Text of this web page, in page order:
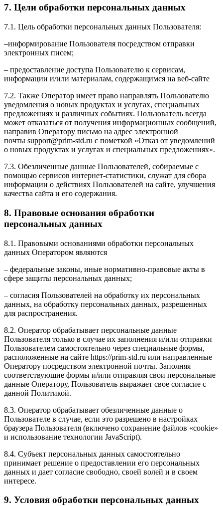
7. Цели обработки персональных данных
7.1. Цель обработки персональных данных Пользователя:
–информирование Пользователя посредством отправки
электронных писем;
– предоставление доступа Пользователю к сервисам,
информации и/или материалам, содержащимся на веб-сайте
7.2. Также Оператор имеет право направлять Пользователю
уведомления о новых продуктах и услугах, специальных
предложениях и различных событиях. Пользователь всегда
может отказаться от получения информационных сообщений,
направив Оператору письмо на адрес электронной
почты support@prim-std.ru с пометкой «Отказ от уведомлений
о новых продуктах и услугах и специальных предложениях».
7.3. Обезличенные данные Пользователей, собираемые с
помощью сервисов интернет-статистики, служат для сбора
информации о действиях Пользователей на сайте, улучшения
качества сайта и его содержания.
8. Правовые основания обработки
персональных данных
8.1. Правовыми основаниями обработки персональных
данных Оператором являются
– федеральные законы, иные нормативно-правовые акты в
сфере защиты персональных данных;
– согласия Пользователей на обработку их персональных
данных, на обработку персональных данных, разрешенных
для распространения.
8.2. Оператор обрабатывает персональные данные
Пользователя только в случае их заполнения и/или отправки
Пользователем самостоятельно через специальные формы,
расположенные на сайте https://prim-std.ru или направленные
Оператору посредством электронной почты. Заполняя
соответствующие формы и/или отправляя свои персональные
данные Оператору, Пользователь выражает свое согласие с
данной Политикой.
8.3. Оператор обрабатывает обезличенные данные о
Пользователе в случае, если это разрешено в настройках
браузера Пользователя (включено сохранение файлов «cookie»
и использование технологии JavaScript).
8.4. Субъект персональных данных самостоятельно
принимает решение о предоставлении его персональных
данных и дает согласие свободно, своей волей и в своем
интересе.
9. Условия обработки персональных данных